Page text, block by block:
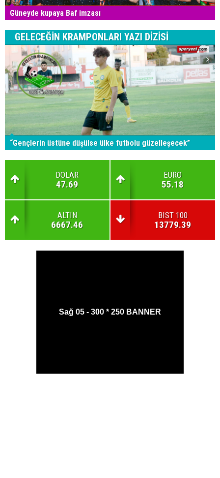
Güneyde kupaya Baf imzası
GELECEĞİN KRAMPONLARI YAZI DİZİSİ
“Gençlerin üstüne düşülse ülke futbolu güzelleşecek”
DOLAR
47.69
EURO
55.18
ALTIN
6667.46
BIST 100
13779.39
Sağ 05 - 300 * 250 BANNER